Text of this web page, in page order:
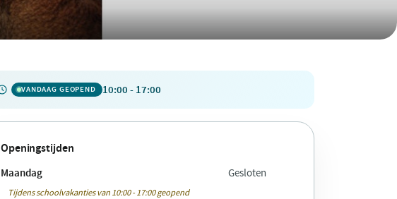
VANDAAG GEOPEND 10:00 - 17:00
Openingstijden
Maandag Gesloten
Tijdens schoolvakanties van 10:00 - 17:00 geopend